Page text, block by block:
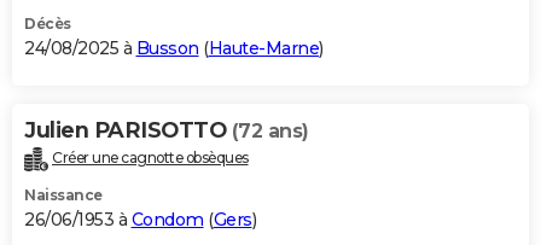
Décès
24/08/2025 à Busson (Haute-Marne)
Julien PARISOTTO (72 ans)
Créer une cagnotte obsèques
Naissance
26/06/1953 à Condom (Gers)